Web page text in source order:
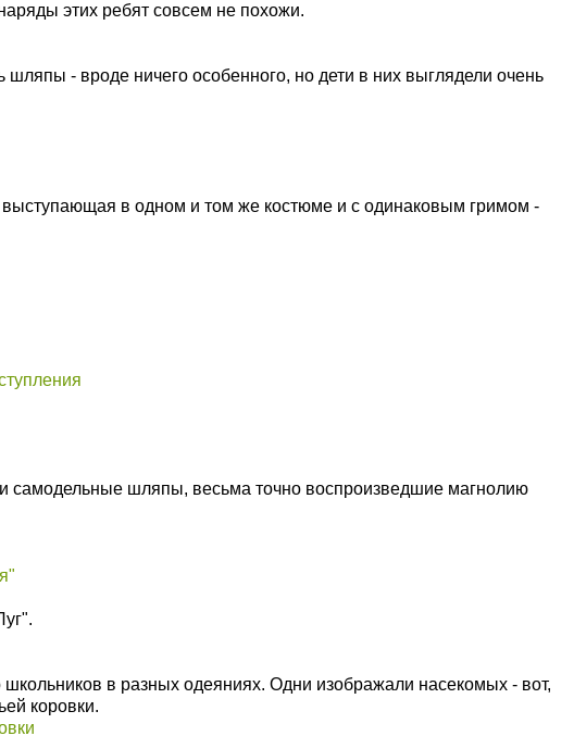
этих ребят совсем не похожи.
шляпы - вроде ничего особенного, но дети в них выглядели очень
выступающая в одном и том же костюме и с одинаковым гримом -
самодельные шляпы, весьма точно воспроизведшие магнолию
в разных одеяниях. Одни изображали насекомых - вот,
коровки.